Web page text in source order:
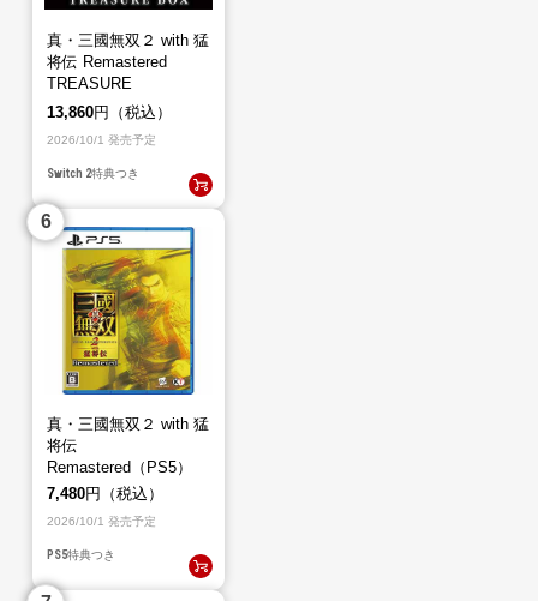
真・三國無双２ with 猛
将伝 Remastered
TREASURE
BOX（Switch2）
13,860円（税込）
2026/10/1 発売予定
Switch 2特典つき
真・三國無双２ with 猛
将伝
Remastered（PS5）
7,480円（税込）
2026/10/1 発売予定
PS5特典つき